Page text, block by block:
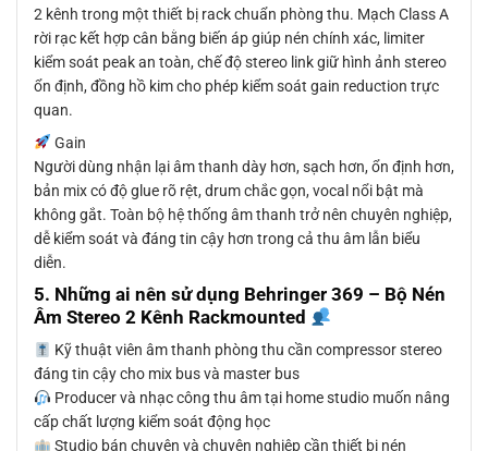
2 kênh trong một thiết bị rack chuẩn phòng thu. Mạch Class A
rời rạc kết hợp cân bằng biến áp giúp nén chính xác, limiter
kiểm soát peak an toàn, chế độ stereo link giữ hình ảnh stereo
ổn định, đồng hồ kim cho phép kiểm soát gain reduction trực
quan.
Gain
Người dùng nhận lại âm thanh dày hơn, sạch hơn, ổn định hơn,
bản mix có độ glue rõ rệt, drum chắc gọn, vocal nổi bật mà
không gắt. Toàn bộ hệ thống âm thanh trở nên chuyên nghiệp,
dễ kiểm soát và đáng tin cậy hơn trong cả thu âm lẫn biểu
diễn.
5. Những ai nên sử dụng Behringer 369 – Bộ Nén
Âm Stereo 2 Kênh Rackmounted
Kỹ thuật viên âm thanh phòng thu cần compressor stereo
đáng tin cậy cho mix bus và master bus
Producer và nhạc công thu âm tại home studio muốn nâng
cấp chất lượng kiểm soát động học
Studio bán chuyên và chuyên nghiệp cần thiết bị nén